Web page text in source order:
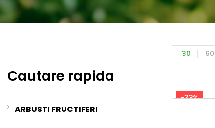
Cautare rapida
ARBUSTI FRUCTIFERI
30 60
-33%